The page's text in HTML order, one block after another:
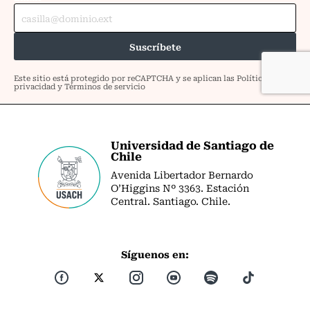
Universidad de Santiago de
Chile
Avenida Libertador Bernardo
O’Higgins Nº 3363. Estación
Central. Santiago. Chile.
Síguenos en: